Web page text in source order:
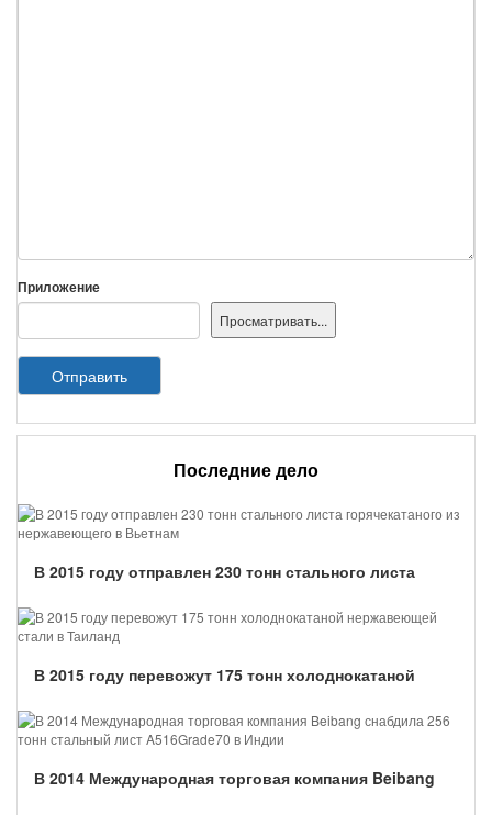
Приложение
Отправить
Последние дело
В 2015 году отправлен 230 тонн стального листа
В 2015 году перевожут 175 тонн холоднокатаной
В 2014 Международная торговая компания Beibang